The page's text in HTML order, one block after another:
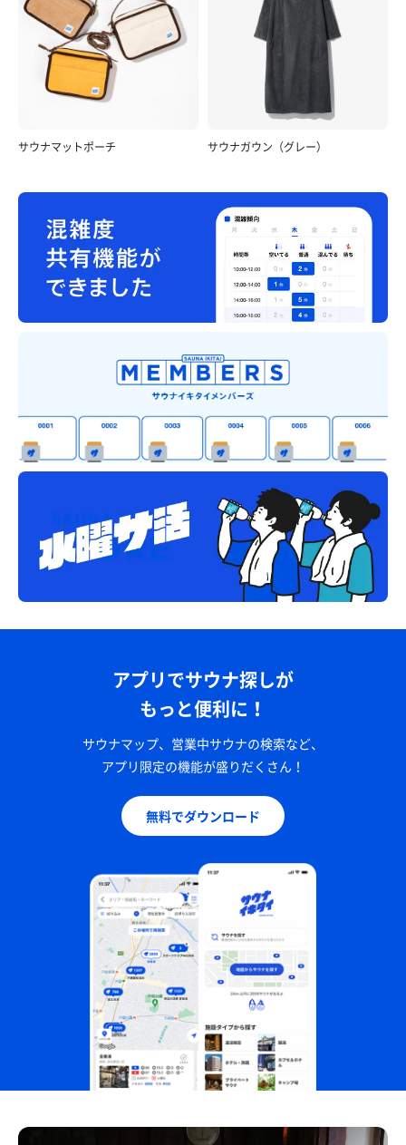
サウナマットポーチ サウナガウン（グレー）
アプリでサウナ探しが
もっと便利に！
サウナマップ、営業中サウナの検索など、
アプリ限定の機能が盛りだくさん！
無料でダウンロード